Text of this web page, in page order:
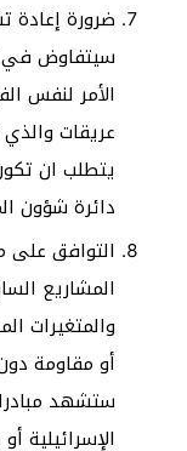
ضرورة إعادة
سيتفاوض في
الأمر لنفس
عريقات
يتطلب ان
دائرة شؤون
التوافق
المشاريع
والمتغيرات
أو مقاومة
ستشهد
الإسرائيلية